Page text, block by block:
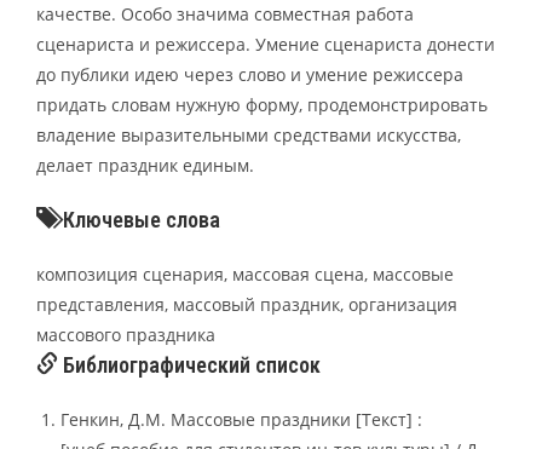
качестве. Особо значима совместная работа
сценариста и режиссера. Умение сценариста донести
до публики идею через слово и умение режиссера
придать словам нужную форму, продемонстрировать
владение выразительными средствами искусства,
делает праздник единым.
Ключевые слова
композиция сценария, массовая сцена, массовые
представления, массовый праздник, организация
массового праздника
Библиографический список
Генкин, Д.М. Массовые праздники [Текст] :